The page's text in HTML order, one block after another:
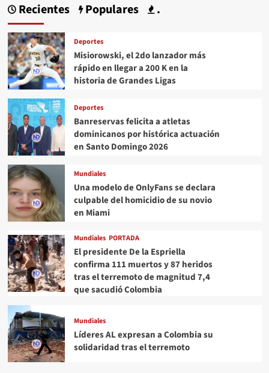
Recientes Populares .
Deportes
Misiorowski, el 2do lanzador más
rápido en llegar a 200 K en la
historia de Grandes Ligas
Deportes
Banreservas felicita a atletas
dominicanos por histórica actuación
en Santo Domingo 2026
Mundiales
Una modelo de OnlyFans se declara
culpable del homicidio de su novio
en Miami
Mundiales PORTADA
El presidente De la Espriella
confirma 111 muertos y 87 heridos
tras el terremoto de magnitud 7,4
que sacudió Colombia
Mundiales
Líderes AL expresan a Colombia su
solidaridad tras el terremoto